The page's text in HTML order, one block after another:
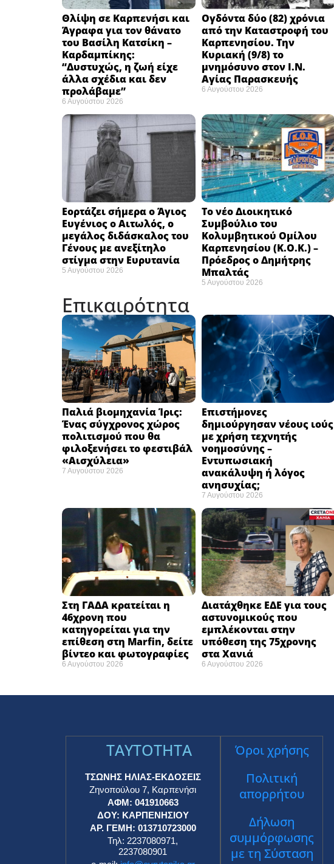
Θλίψη σε Καρπενήσι και
Άγραφα για τον θάνατο
του Βασίλη Κατσίκη –
Καρδαμπίκης:
“Δυστυχώς, η ζωή είχε
άλλα σχέδια και δεν
προλάβαμε”
6 Αυγούστου 2026
Ογδόντα δύο (82) χρόνια
από την Καταστροφή του
Καρπενησίου. Την
Κυριακή (9/8) το
μνημόσυνο στον Ι.Ν.
Αγίας Παρασκευής
6 Αυγούστου 2026
Εορτάζει σήμερα ο Άγιος
Ευγένιος ο Αιτωλός, ο
μεγάλος διδάσκαλος του
Γένους με ανεξίτηλο
στίγμα στην Ευρυτανία
5 Αυγούστου 2026
Το νέο Διοικητικό
Συμβούλιο του
Κολυμβητικού Ομίλου
Καρπενησίου (Κ.Ο.Κ.) –
Πρόεδρος ο Δημήτρης
Μπαλτάς
5 Αυγούστου 2026
Επικαιρότητα
Παλιά βιομηχανία Ίρις:
Ένας σύγχρονος χώρος
πολιτισμού που θα
φιλοξενήσει το φεστιβάλ
«Αισχύλεια» ​
7 Αυγούστου 2026
Επιστήμονες
δημιούργησαν νέους ιούς
με χρήση τεχνητής
νοημοσύνης –
Εντυπωσιακή
ανακάλυψη ή λόγος
ανησυχίας; ​
7 Αυγούστου 2026
Στη ΓΑΔΑ κρατείται η
46χρονη που
κατηγορείται για την
επίθεση στη Marfin, δείτε
βίντεο και φωτογραφίες
6 Αυγούστου 2026
Διατάχθηκε ΕΔΕ για τους
αστυνομικούς που
εμπλέκονται στην
υπόθεση της 75χρονης
στα Χανιά
6 Αυγούστου 2026
TAYTOTHTA
ΤΣΩΝΗΣ ΗΛΙΑΣ-ΕΚΔΟΣΕΙΣ
Ζηνοπούλου 7, Καρπενήσι
ΑΦΜ: 041910663
ΔΟΥ: ΚΑΡΠΕΝΗΣΙΟΥ
ΑΡ. ΓΕΜΗ: 013710723000
Τηλ: 2237080971,
2237080901
Όροι χρήσης
Πολιτική
απορρήτου
Δήλωση
συμμόρφωσης
με τη Σύσταση